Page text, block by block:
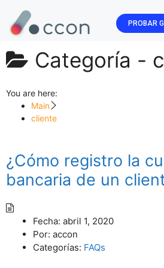
PROBAR
Categoría -
You are here:
Main
cliente
¿Cómo registro la
bancaria de un
Fecha: abril 1, 2020
Por: accon
Categorías: FAQs